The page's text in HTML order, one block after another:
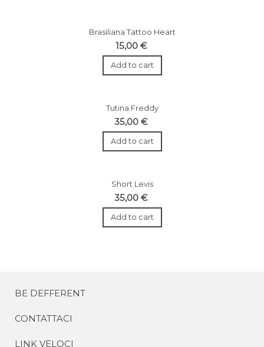
Brasiliana Tattoo Heart
15,00 €
Add to cart
Tutina Freddy
35,00 €
Add to cart
Short Levis
35,00 €
Add to cart
BE DEFFERENT
CONTATTACI
LINK VELOCI